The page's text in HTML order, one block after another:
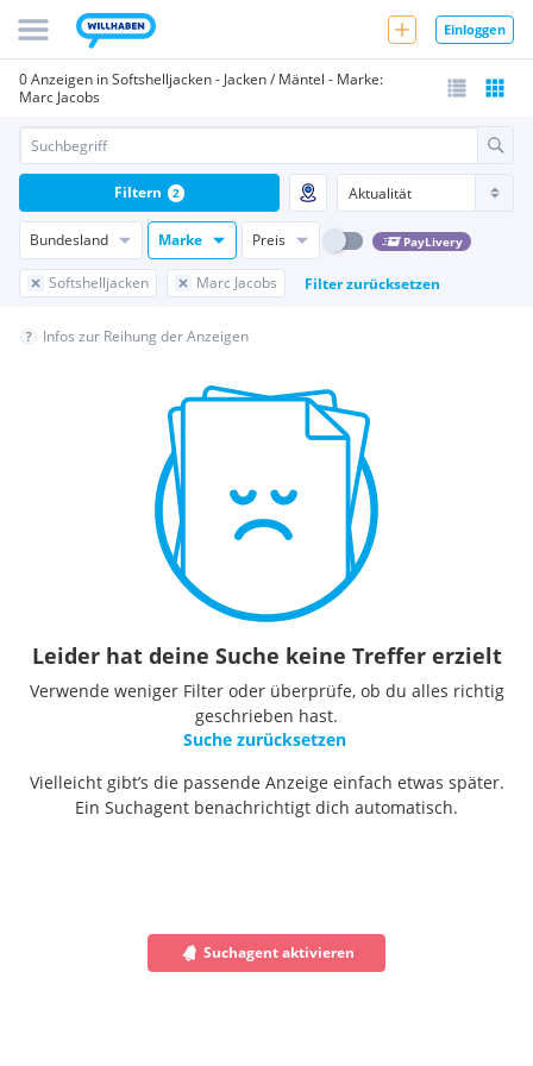
Einloggen
0 Anzeigen in Softshelljacken - Jacken / Mäntel - Marke:
Marc Jacobs
Bundesland Marke Preis PayLivery
Softshelljacken Marc Jacobs Filter zurücksetzen
Filtern 2
Infos zur Reihung der Anzeigen
Leider hat deine Suche keine Treffer erzielt
Verwende weniger Filter oder überprüfe, ob du alles richtig
geschrieben hast.
Suche zurücksetzen
Vielleicht gibt’s die passende Anzeige einfach etwas später.
Ein Suchagent benachrichtigt dich automatisch.
Suchagent aktivieren